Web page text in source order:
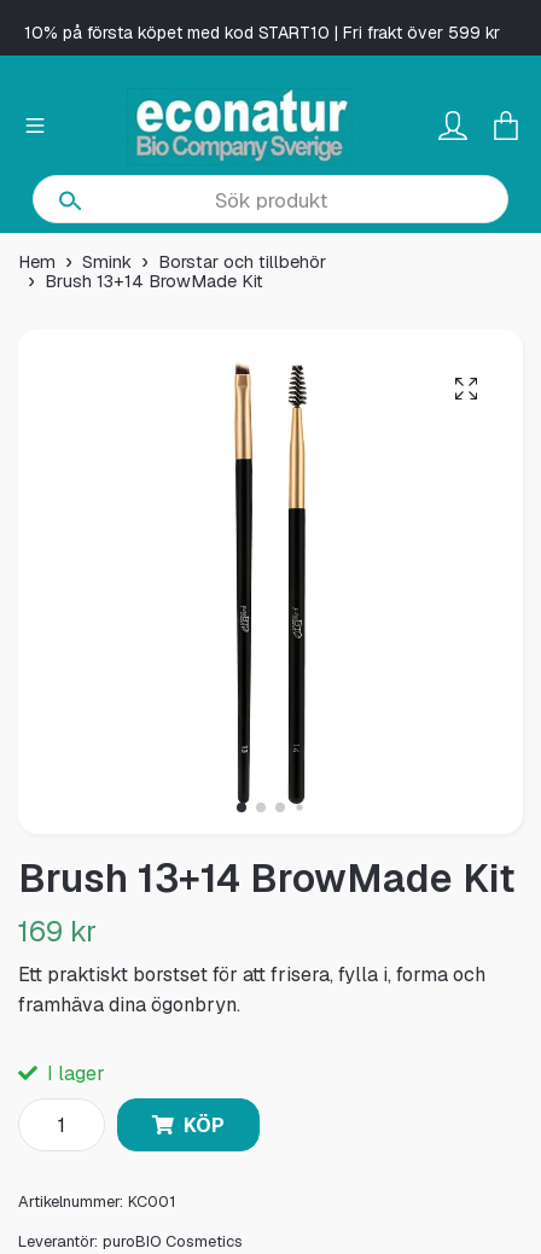
10% på första köpet med kod START10 | Fri frakt över 599 kr
Hem Smink
Borstar och tillbehör
Brush 13+14 BrowMade Kit
Brush 13+14 BrowMade Kit
169 kr
Ett praktiskt borstset för att frisera, fylla i, forma och
framhäva dina ögonbryn.
I lager
KÖP
Artikelnummer: KC001
Leverantör: puroBIO Cosmetics